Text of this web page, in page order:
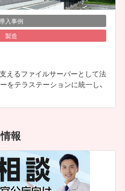
入事例
製造
えるファイルサーバーとして法
をテラステーションに統一し、
報